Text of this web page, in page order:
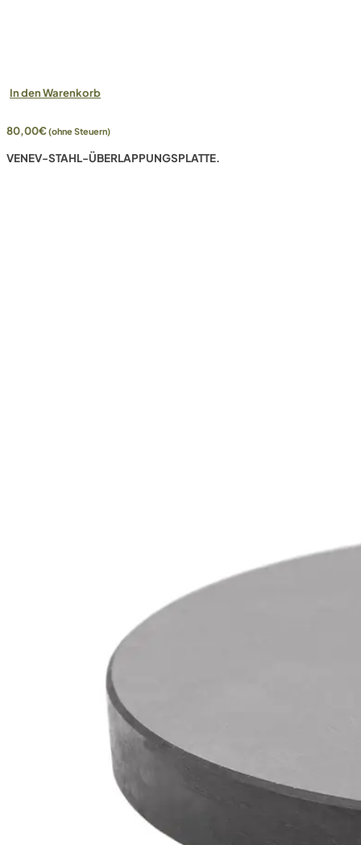
In den Warenkorb
80,00€(ohne Steuern)
VENEV-STAHL-ÜBERLAPPUNGSPLATTE.